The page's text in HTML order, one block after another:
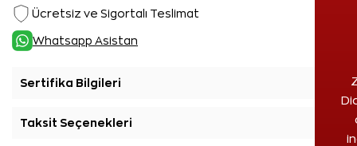
Ücretsiz ve Sigortalı Teslimat
Whatsapp Asistan
Sertifika Bilgileri
Taksit Seçenekleri